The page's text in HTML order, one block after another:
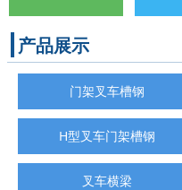
产品展示
门架叉车槽钢
H型叉车门架槽钢
叉车横梁